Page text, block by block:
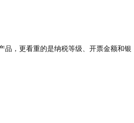
品，更看重的是纳税等级、开票金额和银